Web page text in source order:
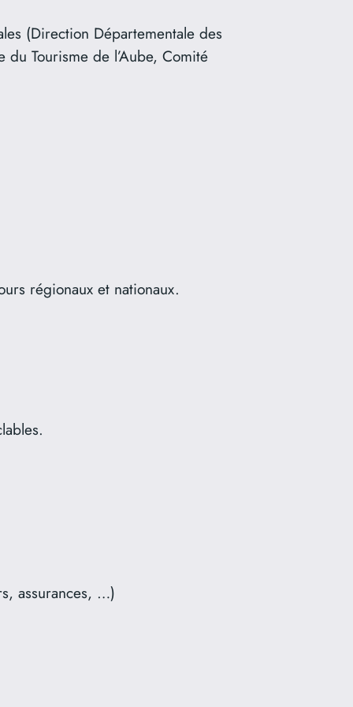
(Direction Départementale des
Tourisme de l’Aube, Comité
régionaux et nationaux.
assurances, …)